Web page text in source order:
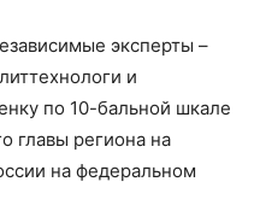
эксперты –
и
по 10-бальной шкале
главы региона на
на федеральном